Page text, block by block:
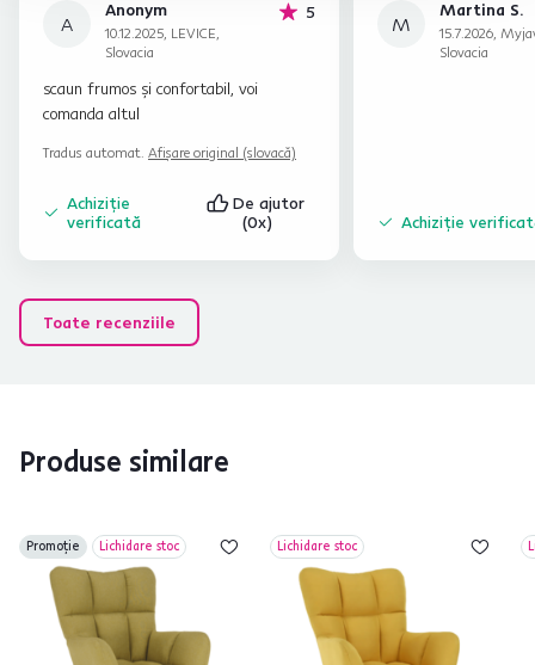
A
Anonym
10.12.2025, LEVICE,
Slovacia
5stele
scaun frumos și confortabil, voi
comanda altul
Tradus automat. Afișare original (slovacă)
Achiziție
verificată
De ajutor
(0x)
M
Martina S.
15.7.2026,
Slovacia
Achiziție
Toate recenziile
Produse similare
Promoție Lichidare stoc Lichidare stoc